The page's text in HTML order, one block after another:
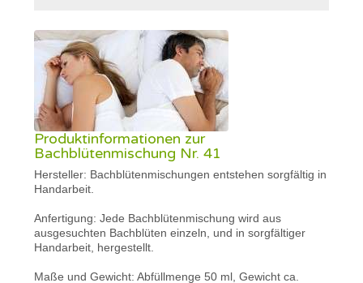
Produktinformationen zur
Bachblütenmischung Nr. 41
Hersteller: Bachblütenmischungen entstehen sorgfältig in
Handarbeit.
Anfertigung: Jede Bachblütenmischung wird aus
ausgesuchten Bachblüten einzeln, und in sorgfältiger
Handarbeit, hergestellt.
Maße und Gewicht: Abfüllmenge 50 ml, Gewicht ca.